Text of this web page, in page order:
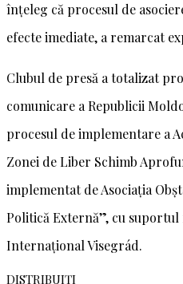
înțeleg că procesul de
efecte imediate, a remarcat
Clubul de presă a totalizat
comunicare a Republicii
procesul de implementare a
Zonei de Liber Schimb
implementat de Asociația
Politică Externă”, cu
Internațional Visegrád.
DISTRIBUIȚI